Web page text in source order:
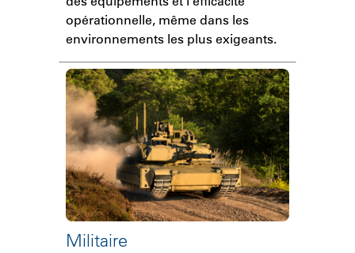
opérationnelle, même dans les
environnements les plus exigeants.
Militaire